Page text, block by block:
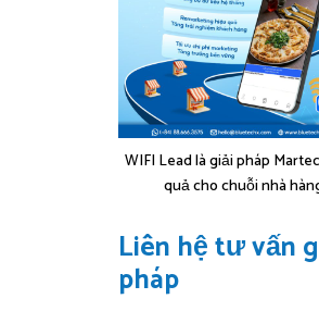
WIFI Lead là giải pháp
quả cho chuỗi nhà
Liên hệ tư vấn
pháp